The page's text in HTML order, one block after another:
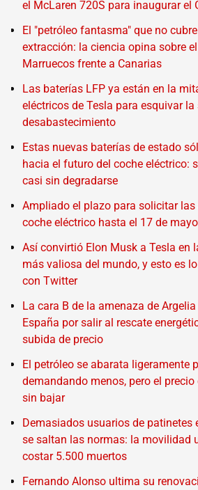
el McLaren 720S para inaugurar el
El "petróleo fantasma" que no
extracción: la ciencia opina sobre
Marruecos frente a Canarias
Las baterías LFP ya están en la
eléctricos de Tesla para esquivar
desabastecimiento
Estas nuevas baterías de estado
hacia el futuro del coche eléctrico:
casi sin degradarse
Ampliado el plazo para solicitar las
coche eléctrico hasta el 17 de mayo
Así convirtió Elon Musk a Tesla en
más valiosa del mundo, y esto es
con Twitter
La cara B de la amenaza de
España por salir al rescate
subida de precio
El petróleo se abarata ligeramente
demandando menos, pero el
sin bajar
Demasiados usuarios de patinetes
se saltan las normas: la movilidad
costar 5.500 muertos
Fernando Alonso ultima su